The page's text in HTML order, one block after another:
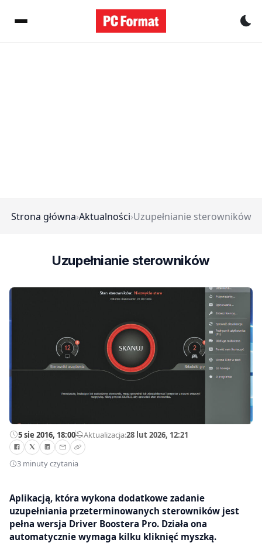
Strona główna›Aktualności›Uzupełnianie sterowników
Uzupełnianie sterowników
5 sie 2016, 18:00—Aktualizacja:28 lut 2026, 12:21
3 minuty czytania
Aplikacją, która wykona dodatkowe zadanie
uzupełniania przeterminowanych sterowników jest
pełna wersja Driver Boostera Pro. Działa ona
automatycznie wymaga kilku kliknięć myszką.